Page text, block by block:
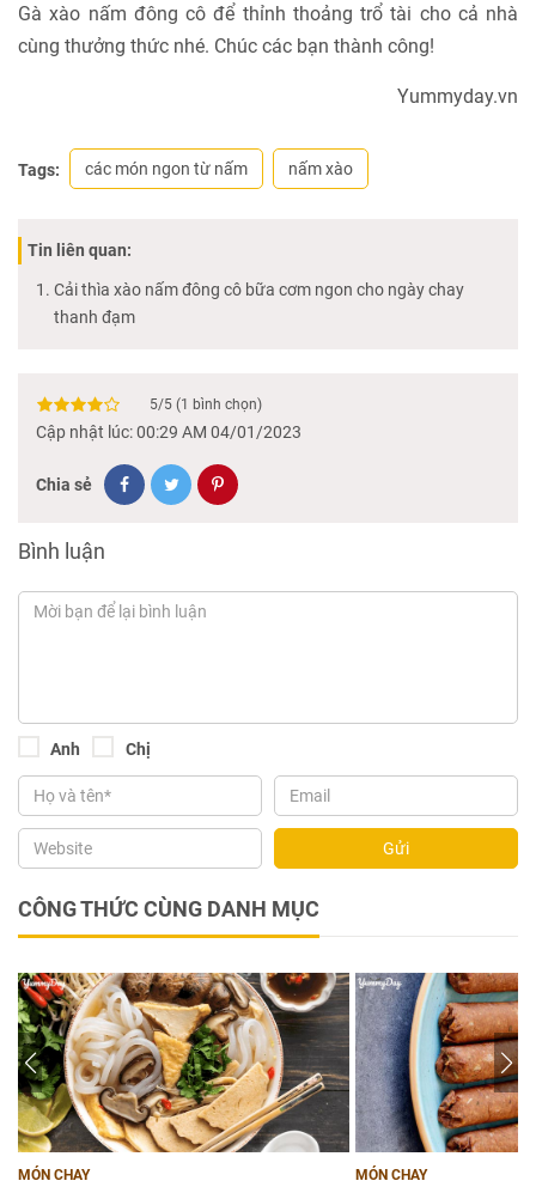
Gà xào nấm đông cô để thỉnh thoảng trổ tài cho cả nhà
cùng thưởng thức nhé. Chúc các bạn thành công!
Yummyday.vn
Tags: các món ngon từ nấm nấm xào
Tin liên quan:
Cải thìa xào nấm đông cô bữa cơm ngon cho ngày chay
thanh đạm
5/5 (1 bình chọn)
Cập nhật lúc: 00:29 AM 04/01/2023
Chia sẻ
Bình luận
Anh Chị
Gửi
CÔNG THỨC CÙNG DANH MỤC
MÓN CHAY MÓN CHAY